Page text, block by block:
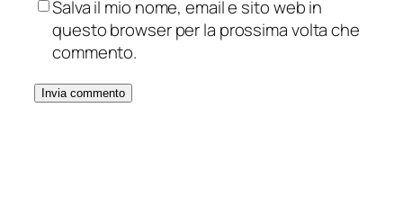
Salva il mio nome, email e sito web in
questo browser per la prossima volta che
commento.